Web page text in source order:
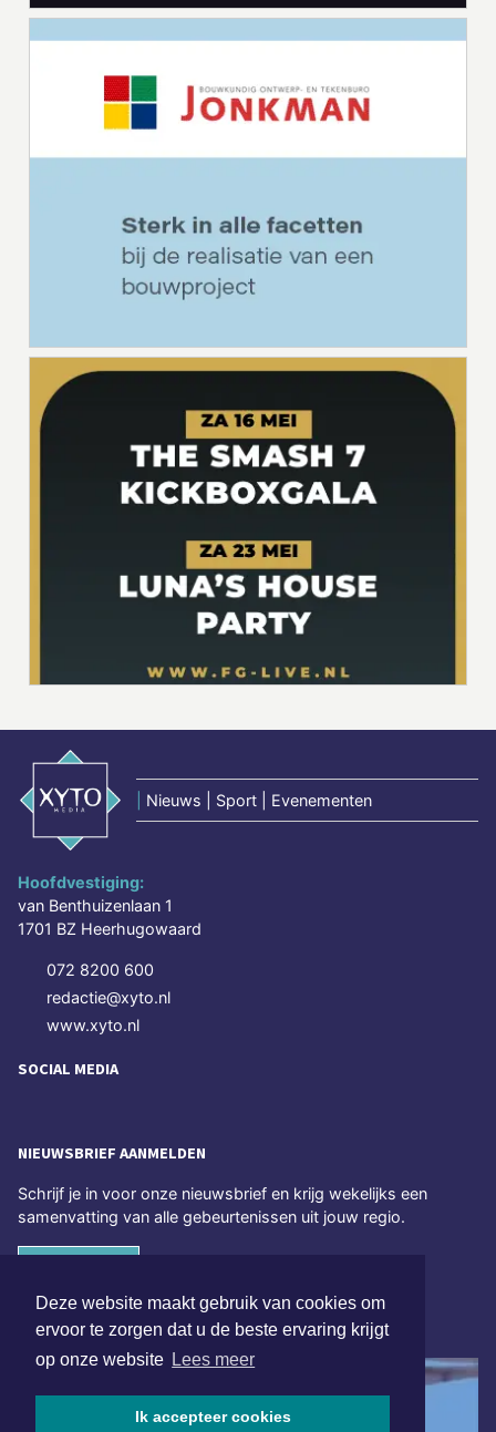
Deze website maakt gebruik van cookies om
ervoor te zorgen dat u de beste ervaring krijgt
op onze website Lees meer
Ik accepteer cookies
Nieuws | Sport | Evenementen
Hoofdvestiging:
van Benthuizenlaan 1
1701 BZ Heerhugowaard
072 8200 600
redactie@xyto.nl
www.xyto.nl
SOCIAL MEDIA
NIEUWSBRIEF AANMELDEN
Schrijf je in voor onze nieuwsbrief en krijg wekelijks een
samenvatting van alle gebeurtenissen uit jouw regio.
ONLINE DAGBLADEN